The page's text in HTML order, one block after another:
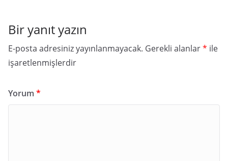
Bir yanıt yazın
E-posta adresiniz yayınlanmayacak. Gerekli alanlar* ile
işaretlenmişlerdir
Yorum *